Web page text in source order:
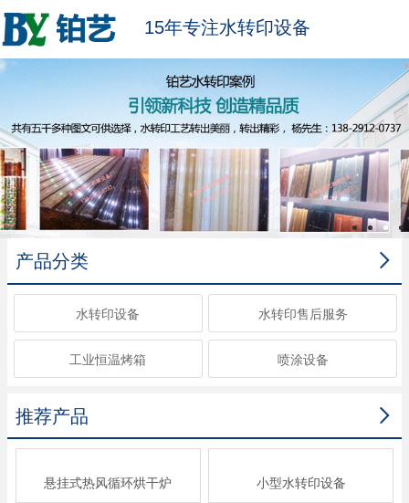
15年专注水转印设备

产品分类
水转印设备 水转印售后服务
工业恒温烤箱 喷涂设备

推荐产品
悬挂式热风循环烘干炉 小型水转印设备